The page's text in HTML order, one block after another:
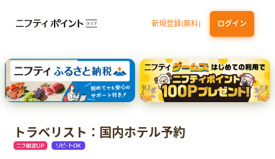
新規登録(無料) ログイン
dカード GOLD 三井住友カード ゴールド（NL）（家族カード発行）
【実質初月無料】DMM | Disney+(ディズニープラス) セットプラン
SBI証券 確定拠出年金（iDeCo）
トラベリスト：国内ホテル予約